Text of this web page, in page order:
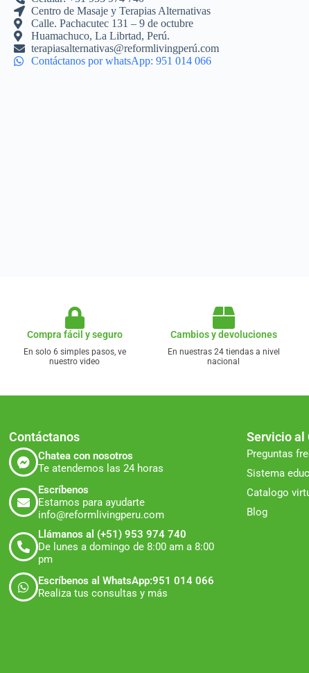
Centro de Masaje y Terapias Alternativas
Calle. Pachacutec 131 – 9 de octubre
Huamachuco, La Librtad, Perú.
terapiasalternativas@reformlivingperú.com
Contáctanos por whatsApp: 951 014 066
Compra fácil y seguro
En solo 6 simples pasos, ve
nuestro video
Cambios y devoluciones
En nuestras 24 tiendas a nivel
nacional
Contáctanos
Chatea con nosotros
Te atendemos las 24 horas
Escríbenos
Estamos para ayudarte
info@reformlivingperu.com
Llámanos al (+51) 953 974 740
De lunes a domingo de 8:00 am a 8:00
pm
Escríbenos al WhatsApp:951 014 066
Realiza tus consultas y más
Servicio al
Preguntas
Sistema
Catalogo
Blog